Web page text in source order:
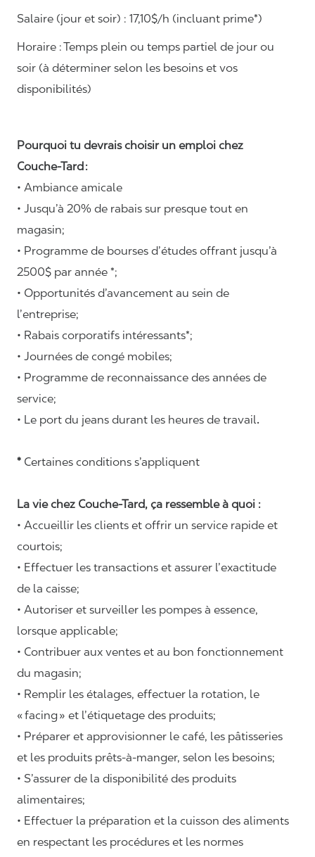
Salaire (jour et soir) : 17,10$/h (incluant prime*)
Horaire :Temps plein ou temps partiel de jour ou
soir (à déterminer selon les besoins et vos
disponibilités)
Pourquoi tu devrais choisir un emploi chez
Couche-Tard :
• Ambiance amicale
• Jusqu’à 20% de rabais sur presque tout en
magasin;
• Programme de bourses d’études offrant jusqu’à
2500$ par année *;
• Opportunités d’avancement au sein de
l’entreprise;
• Rabais corporatifs intéressants*;
• Journées de congé mobiles;
• Programme de reconnaissance des années de
service;
• Le port du jeans durant les heures de travail.
* Certaines conditions s’appliquent
La vie chez Couche-Tard, ça ressemble à quoi :
• Accueillir les clients et offrir un service rapide et
courtois;
• Effectuer les transactions et assurer l’exactitude
de la caisse;
• Autoriser et surveiller les pompes à essence,
lorsque applicable;
• Contribuer aux ventes et au bon fonctionnement
du magasin;
• Remplir les étalages, effectuer la rotation, le
«facing» et l’étiquetage des produits;
• Préparer et approvisionner le café, les pâtisseries
et les produits prêts-à-manger, selon les besoins;
• S’assurer de la disponibilité des produits
alimentaires;
• Effectuer la préparation et la cuisson des aliments
en respectant les procédures et les normes